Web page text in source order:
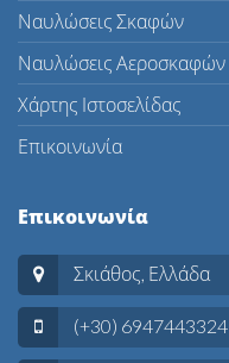
Ναυλώσεις Σκαφών
Ναυλώσεις Αεροσκαφών
Χάρτης Ιστοσελίδας
Επικοινωνία
Επικοινωνία
Σκιάθος, Ελλάδα
(+30) 6947443324